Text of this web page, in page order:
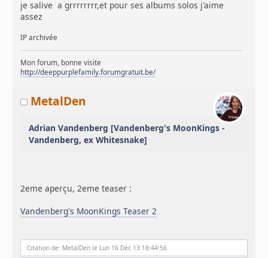
je salive a grrrrrrrr,et pour ses albums solos j'aime
assez
IP archivée
Mon forum, bonne visite
http://deeppurplefamily.forumgratuit.be/
MetalDen
Adrian Vandenberg [Vandenberg's MoonKings -
Vandenberg, ex Whitesnake]
2eme aperçu, 2eme teaser :
Vandenberg's MoonKings Teaser 2
Citation de: MetalDen le Lun 16 Déc 13 18:44:56